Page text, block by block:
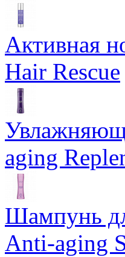
Активная
Hair Rescue
aging
Шампунь
Anti-aging